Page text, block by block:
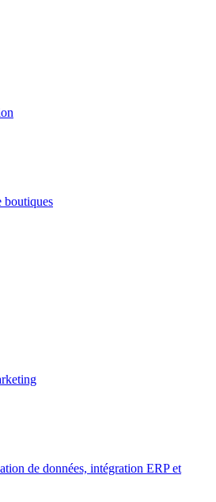
boutiques
de données, intégration ERP et